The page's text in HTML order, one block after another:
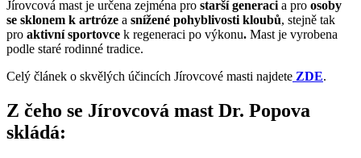
Jírovcová mast je určena zejména pro starší generaci a pro osoby
se sklonem k artróze a snížené pohyblivosti kloubů, stejně tak
pro aktivní sportovce k regeneraci po výkonu. Mast je vyrobena
podle staré rodinné tradice.
Celý článek o skvělých účincích Jírovcové masti najdete ZDE.
Z čeho se Jírovcová mast Dr. Popova
skládá: